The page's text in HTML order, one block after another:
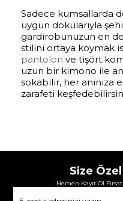
Sadece kumsallarda
uygun dokularıyla
gardırobunuzun en
stilini ortaya koymak
pantolon ve tişört
uzun bir kimono ile
sokabilir, her anınıza
zarafeti
Size
Hemen Kayıt Ol